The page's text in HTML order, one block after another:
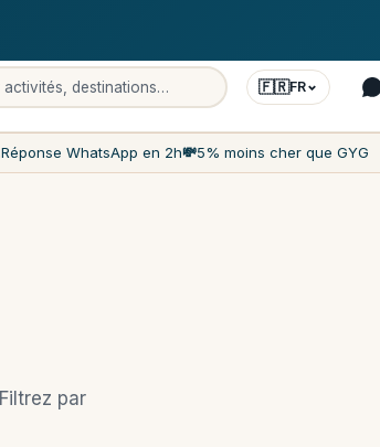
🇫🇷FR
Réponse WhatsApp en 2h💸5% moins cher que GYG
par